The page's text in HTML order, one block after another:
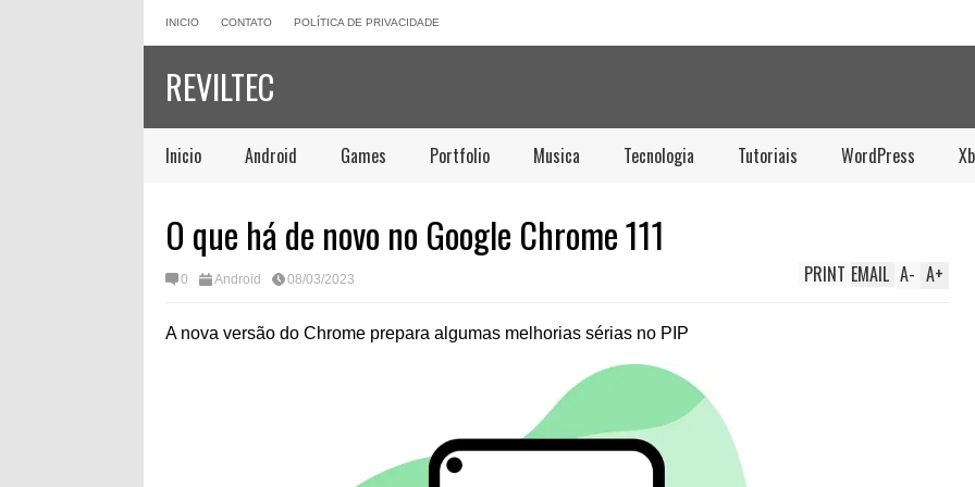
INICIO CONTATO POLÍTICA DE PRIVACIDADE
REVILTEC
Inicio Android Games Portfolio Musica Tecnologia Tutoriais WordPress
O que há de novo no Google Chrome 111
0 Android 08/03/2023 A+
A-
EMAIL
PRINT
A nova versão do Chrome prepara algumas melhorias sérias no PIP